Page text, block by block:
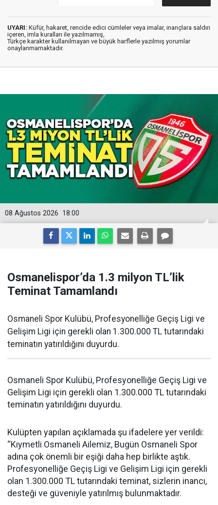
UYARI: Küfür, hakaret, rencide edici cümleler veya imalar, inançlara saldırı
içeren, imla kuralları ile yazılmamış,
Türkçe karakter kullanılmayan ve büyük harflerle yazılmış yorumlar
onaylanmamaktadır.
18:00
08 Ağustos 2026
Osmanelispor’da 1.3 milyon TL’lik
Teminat Tamamlandı
Osmaneli Spor Kulübü, Profesyonelliğe Geçiş Ligi ve
Gelişim Ligi için gerekli olan 1.300.000 TL tutarındaki
teminatın yatırıldığını duyurdu.
Osmaneli Spor Kulübü, Profesyonelliğe Geçiş Ligi ve
Gelişim Ligi için gerekli olan 1.300.000 TL tutarındaki
teminatın yatırıldığını duyurdu.
Kulüpten yapılan açıklamada şu ifadelere yer verildi:
“Kıymetli Osmaneli Ailemiz, Bugün Osmaneli Spor
adına çok önemli bir eşiği daha hep birlikte aştık.
Profesyonelliğe Geçiş Ligi ve Gelişim Ligi için gerekli
olan 1.300.000 TL tutarındaki teminat, sizlerin inancı,
desteği ve güveniyle yatırılmış bulunmaktadır.